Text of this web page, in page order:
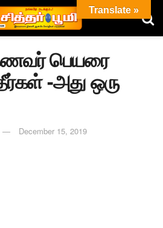
பெயரை
-அது ஒரு
December 15, 2019
Translate »